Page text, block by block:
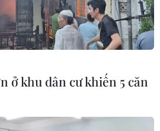
đỉnh 30 năm
phát bệnh
ở khu dân cư khiến 5 căn